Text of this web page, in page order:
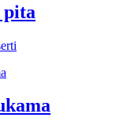
pita